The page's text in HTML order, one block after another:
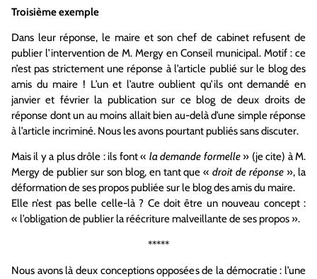
Troisième exemple
Dans leur réponse, le maire et son chef de cabinet refusent de
publier l’intervention de M. Mergy en Conseil municipal. Motif : ce
n’est pas strictement une réponse à l’article publié sur le blog des
amis du maire ! L’un et l’autre oublient qu’ils ont demandé en
janvier et février la publication sur ce blog de deux droits de
réponse dont un au moins allait bien au-delà d’une simple réponse
à l’article incriminé. Nous les avons pourtant publiés sans discuter.
Mais il y a plus drôle : ils font « la demande formelle» (je cite) à M.
Mergy de publier sur son blog, en tant que «droit de réponse », la
déformation de ses propos publiée sur le blog des amis du maire.
Elle n’est pas belle celle-là ? Ce doit être un nouveau concept :
« l’obligation de publier la réécriture malveillante de ses propos ».
*****
Nous avons là deux conceptions opposées de la démocratie : l’une